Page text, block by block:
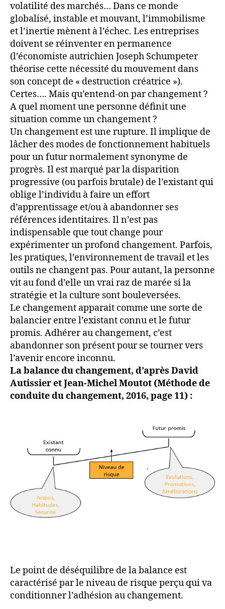
volatilité des marchés… Dans ce monde
globalisé, instable et mouvant, l’immobilisme
et l’inertie mènent à l’échec. Les entreprises
doivent se réinventer en permanence
(l’économiste autrichien Joseph Schumpeter
théorise cette nécessité du mouvement dans
son concept de « destruction créatrice »).
Certes…. Mais qu’entend-on par changement ?
A quel moment une personne définit une
situation comme un changement ?
Un changement est une rupture. Il implique de
lâcher des modes de fonctionnement habituels
pour un futur normalement synonyme de
progrès. Il est marqué par la disparition
progressive (ou parfois brutale) de l’existant qui
oblige l’individu à faire un effort
d’apprentissage et/ou à abandonner ses
références identitaires. Il n’est pas
indispensable que tout change pour
expérimenter un profond changement. Parfois,
les pratiques, l’environnement de travail et les
outils ne changent pas. Pour autant, la personne
vit au fond d’elle un vrai raz de marée si la
stratégie et la culture sont bouleversées.
Le changement apparait comme une sorte de
balancier entre l’existant connu et le futur
promis. Adhérer au changement, c’est
abandonner son présent pour se tourner vers
l’avenir encore inconnu.
La balance du changement, d’après David
Autissier et Jean-Michel Moutot (Méthode de
conduite du changement, 2016, page 11) :
Le point de déséquilibre de la balance est
caractérisé par le niveau de risque perçu qui va
conditionner l’adhésion au changement.